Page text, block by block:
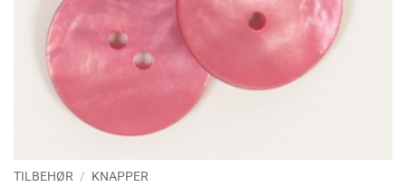
TILBEHØR / KNAPPER